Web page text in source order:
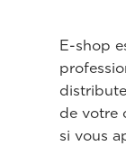
E-shop
de votre
si vous